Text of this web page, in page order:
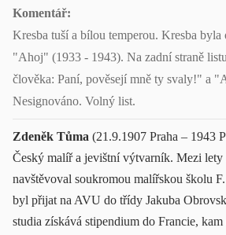
Komentář:
Kresba tuší a bílou temperou. Kresba byla
"Ahoj" (1933 - 1943). Na zadní straně
člověka: Paní, pověsejí mně ty svaly!" a
Nesignováno. Volný list.
Zdeněk Tůma (21.9.1907 Praha – 1943
Český malíř a jevištní výtvarník. Mezi lety
navštěvoval soukromou malířskou školu
byl přijat na AVU do třídy Jakuba
studia získává stipendium do Francie,